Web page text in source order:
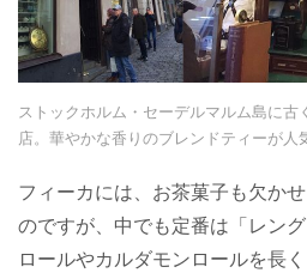
ストックホルム・セーデルマルム島に古
店。華やかな香りのブレンドティーが人
フィーカには、お茶菓子も欠か
のですが、中でも定番は「レン
ロールやカルダモンロールを長